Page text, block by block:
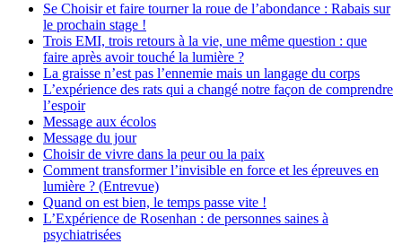
Se Choisir et faire tourner la roue de l’abondance : Rabais sur
le prochain stage !
Trois EMI, trois retours à la vie, une même question : que
faire après avoir touché la lumière ?
La graisse n’est pas l’ennemie mais un langage du corps
L’expérience des rats qui a changé notre façon de comprendre
l’espoir
Message aux écolos
Message du jour
Choisir de vivre dans la peur ou la paix
Comment transformer l’invisible en force et les épreuves en
lumière ? (Entrevue)
Quand on est bien, le temps passe vite !
L’Expérience de Rosenhan : de personnes saines à
psychiatrisées